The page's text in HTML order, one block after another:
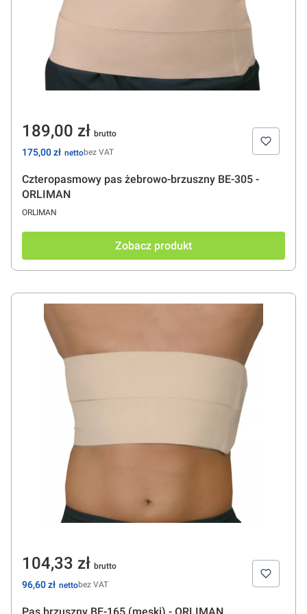
Czteropasmowy pas żebrowo-brzuszny BE-305 -
ORLIMAN
PRODUCENT
ORLIMAN
Cena
189,00 zł
Cena
175,00 zł bez VAT
Zobacz produkt
Cena
104,33 zł
Cena
96,60 zł bez VAT